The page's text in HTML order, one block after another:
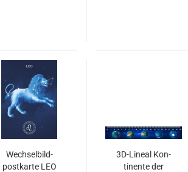
Wech­sel­bild­
post­kar­te LEO
3D-​Li­ne­al Kon­
ti­nen­te der